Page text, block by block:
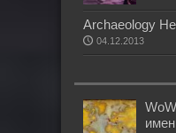
Archaeology
04.12.2013